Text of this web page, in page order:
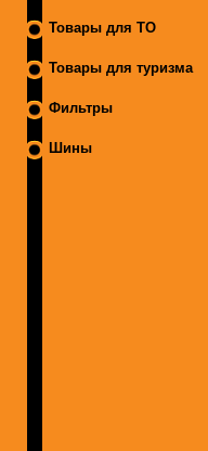
Товары для ТО
Товары для туризма
Фильтры
Шины